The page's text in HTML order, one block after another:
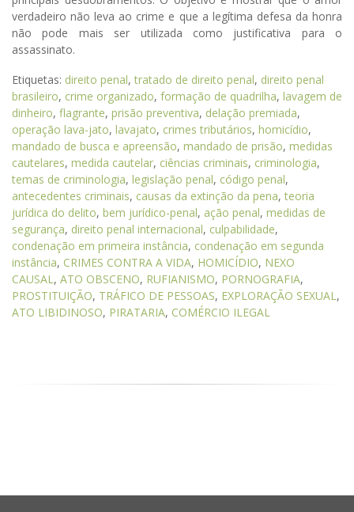
verdadeiro não leva ao crime e que a legítima defesa da honra
não pode mais ser utilizada como justificativa para o
assassinato.
Etiquetas: direito penal,tratado de direito penal, direito penal
brasileiro, crime organizado, formação de quadrilha, lavagem de
dinheiro, flagrante, prisão preventiva, delação premiada,
operação lava-jato, lavajato, crimes tributários, homicídio,
mandado de busca e apreensão, mandado de prisão, medidas
cautelares, medida cautelar, ciências criminais, criminologia,
temas de criminologia, legislação penal, código penal,
antecedentes criminais, causas da extinção da pena,teoria
jurídica do delito, bem jurídico-penal, ação penal, medidas de
segurança, direito penal internacional, culpabilidade,
condenação em primeira instância, condenação em segunda
instância, CRIMES CONTRA A VIDA, HOMICÍDIO, NEXO
CAUSAL , ATO OBSCENO, RUFIANISMO, PORNOGRAFIA,
PROSTITUIÇÃO, TRÁFICO DE PESSOAS, EXPLORAÇÃO SEXUAL ,
ATO LIBIDINOSO, PIRATARIA, COMÉRCIO ILEGAL